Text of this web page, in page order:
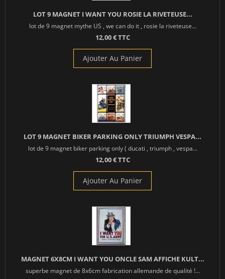
LOT 9 MAGNET I WANT YOU ROSIE LA RIVETEUSE...
lot de 9 magnet mythe US , we can do it , rosie la riveteuse...
12,00 € TTC
Ajouter Au Panier
LOT 9 MAGNET BIKER PARKING ONLY TRIUMPH VESPA...
lot de 9 magnet biker parking only ( ducati , triumph , vespa...
12,00 € TTC
Ajouter Au Panier
MAGNET 6X8CM I WANT YOU ONCLE SAM AFFICHE KULT...
superbe magnet de 8x6cm fabrication allemande de qualité !...